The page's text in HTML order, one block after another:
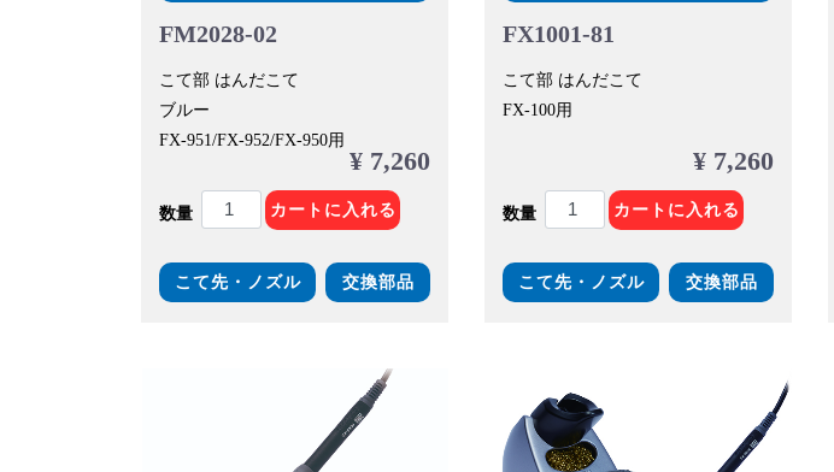
FM2028-02
こて部 はんだこて
ブルー
FX-951/FX-952/FX-950用
¥ 7,260
数量 カートに入れる
こて先・ノズル 交換部品
FX1001-81
こて部 はんだこて
FX-100用
¥ 7,260
数量 カートに入れる
こて先・ノズル 交換部品